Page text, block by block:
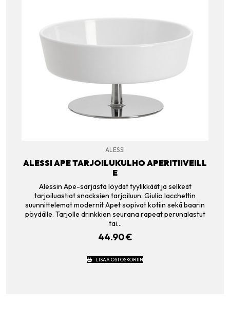
ALESSI
ALESSI APE TARJOILUKULHO APERITIIVEILL
E
Alessin Ape-sarjasta löydät tyylikkäät ja selkeät
tarjoiluastiat snacksien tarjoiluun. Giulio Iacchettin
suunnittelemat modernit Apet sopivat kotiin sekä baarin
pöydälle. Tarjolle drinkkien seurana rapeat perunalastut
tai…
44.90€
LISÄÄ OSTOSKORIIN